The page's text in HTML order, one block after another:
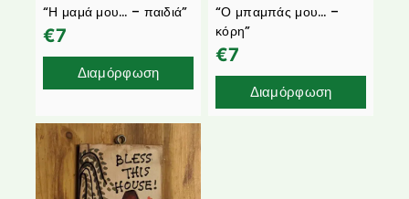
“Η μαμά μου… – παιδιά”
€7
Διαμόρφωση
“Ο μπαμπάς μου… –
κόρη”
€7
Διαμόρφωση